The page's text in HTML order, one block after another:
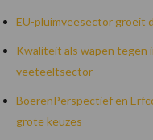
EU-pluimveesector groeit
Kwaliteit als wapen tegen
veeteeltsector
BoerenPerspectief en
grote keuzes